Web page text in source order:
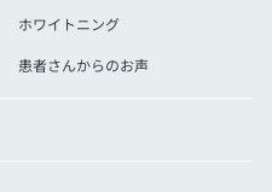
ホワイトニング
患者さんからのお声